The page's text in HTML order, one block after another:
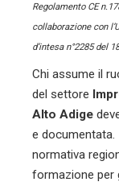
Regolamento CE
collaborazione con
d’intesa n°2285 del
Chi assume il
del settore
Alto Adige
e
normativa
formazione per